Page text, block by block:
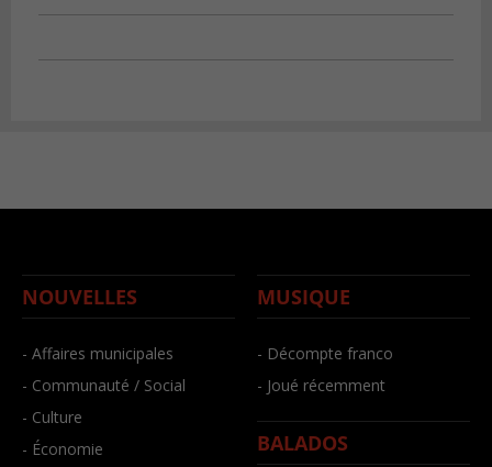
NOUVELLES
- Affaires municipales
- Communauté / Social
- Culture
- Économie
MUSIQUE
- Décompte franco
- Joué récemment
BALADOS